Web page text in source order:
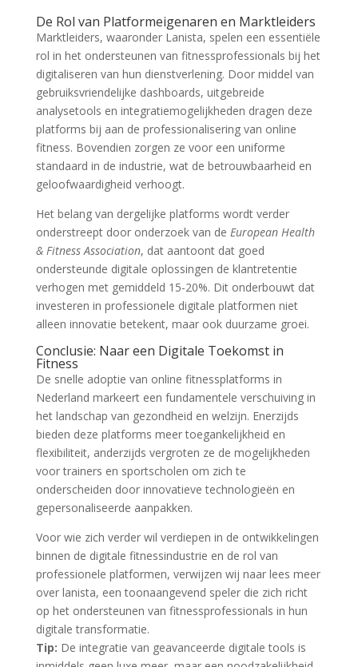
De Rol van Platformeigenaren en Marktleiders
Marktleiders, waaronder Lanista, spelen een essentiële
rol in het ondersteunen van fitnessprofessionals bij het
digitaliseren van hun dienstverlening. Door middel van
gebruiksvriendelijke dashboards, uitgebreide
analysetools en integratiemogelijkheden dragen deze
platforms bij aan de professionalisering van online
fitness. Bovendien zorgen ze voor een uniforme
standaard in de industrie, wat de betrouwbaarheid en
geloofwaardigheid verhoogt.
Het belang van dergelijke platforms wordt verder
onderstreept door onderzoek van de European Health
& Fitness Association, dat aantoont dat goed
ondersteunde digitale oplossingen de klantretentie
verhogen met gemiddeld 15-20%. Dit onderbouwt dat
investeren in professionele digitale platformen niet
alleen innovatie betekent, maar ook duurzame groei.
Conclusie: Naar een Digitale Toekomst in
Fitness
De snelle adoptie van online fitnessplatforms in
Nederland markeert een fundamentele verschuiving in
het landschap van gezondheid en welzijn. Enerzijds
bieden deze platforms meer toegankelijkheid en
flexibiliteit, anderzijds vergroten ze de mogelijkheden
voor trainers en sportscholen om zich te
onderscheiden door innovatieve technologieën en
gepersonaliseerde aanpakken.
Voor wie zich verder wil verdiepen in de ontwikkelingen
binnen de digitale fitnessindustrie en de rol van
professionele platformen, verwijzen wij naar lees meer
over lanista, een toonaangevend speler die zich richt
op het ondersteunen van fitnessprofessionals in hun
digitale transformatie.
Tip: De integratie van geavanceerde digitale tools is